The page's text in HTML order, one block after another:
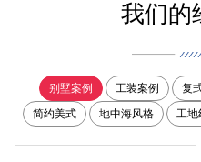
我们的
别墅案例 工装案例 复
简约美式
地中海风格 工地